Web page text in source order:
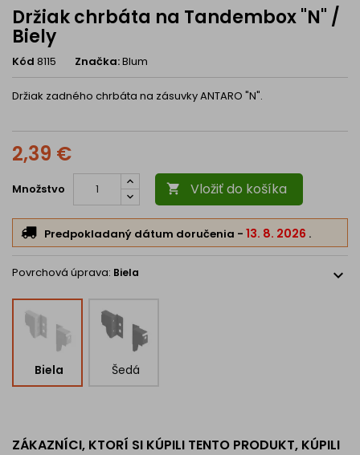
Držiak chrbáta na Tandembox "N" /
Biely
Kód 8115 Značka:Blum
Držiak zadného chrbáta na zásuvky ANTARO "N".
2,39 €
Množstvo  Vložiť do košíka
Predpokladaný dátum doručenia - 13. 8. 2026 .
Povrchová úprava: Biela expand_more
Biela Šedá
ZÁKAZNÍCI, KTORÍ SI KÚPILI TENTO PRODUKT, KÚPILI